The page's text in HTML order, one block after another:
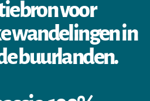
voor
wandelingen in
buurlanden.